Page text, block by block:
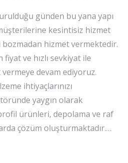
günden bu yana yapı
kesintisiz hizmet
hizmet vermektedir.
ve hızlı sevkiyat ile
devam ediyoruz.
ihtiyaçlarınızı
yaygın olarak
ürünleri, depolama ve raf
çözüm oluşturmaktadır.…